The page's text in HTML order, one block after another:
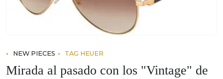
NEW PIECES TAG HEUER
Mirada al pasado con los "Vintage" de